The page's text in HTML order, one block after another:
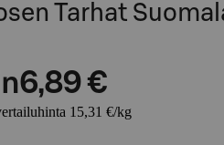
Tarhat
6,89 €
15,31 €/kg